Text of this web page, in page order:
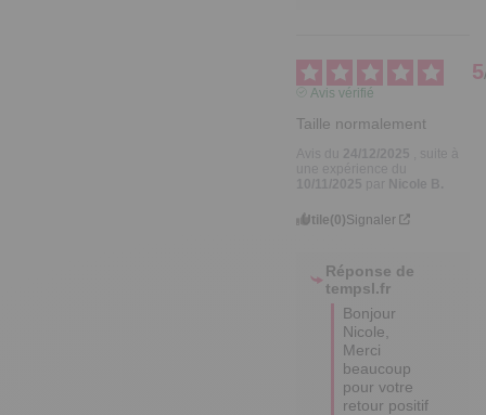
5
Avis vérifié
Taille normalement
Utile(0)Signaler
Réponse de
tempsl.fr
Bonjour
Nicole,
Merci
beaucoup
pour votre
retour positif